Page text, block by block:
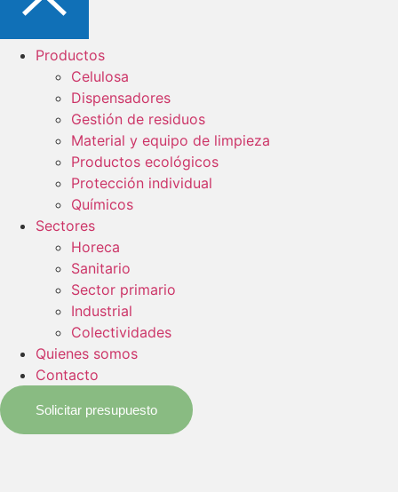
Productos
Celulosa
Dispensadores
Gestión de residuos
Material y equipo de limpieza
Productos ecológicos
Protección individual
Químicos
Sectores
Horeca
Sanitario
Sector primario
Industrial
Colectividades
Quienes somos
Contacto
Solicitar presupuesto